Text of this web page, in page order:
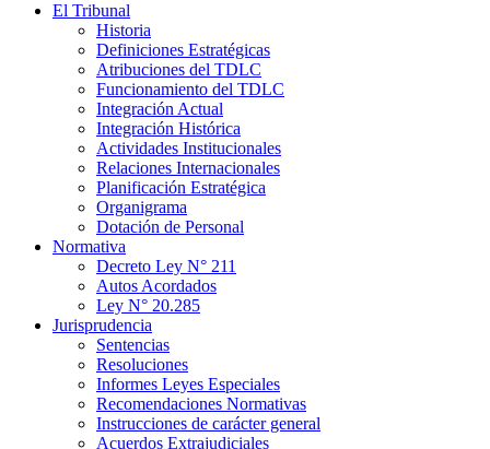
El Tribunal
Historia
Definiciones Estratégicas
Atribuciones del TDLC
Funcionamiento del TDLC
Integración Actual
Integración Histórica
Actividades Institucionales
Relaciones Internacionales
Planificación Estratégica
Organigrama
Dotación de Personal
Normativa
Decreto Ley N° 211
Autos Acordados
Ley N° 20.285
Jurisprudencia
Sentencias
Resoluciones
Informes Leyes Especiales
Recomendaciones Normativas
Instrucciones de carácter general
Acuerdos Extrajudiciales